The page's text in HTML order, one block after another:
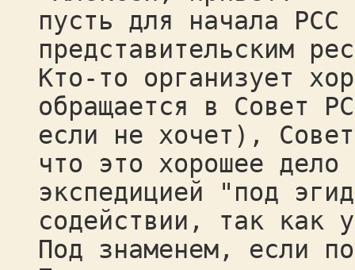
пусть для начала РСС
представительским
Кто-то организует
обращается в Совет
если не хочет),
что это хорошее дело
экспедицией "под
содействии, так как
Под знаменем, если